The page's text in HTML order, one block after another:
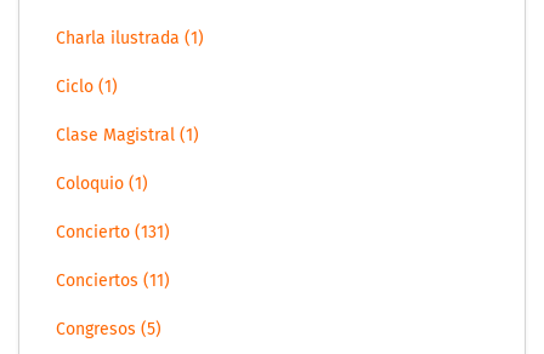
Charla ilustrada (1)
Ciclo (1)
Clase Magistral (1)
Coloquio (1)
Concierto (131)
Conciertos (11)
Congresos (5)